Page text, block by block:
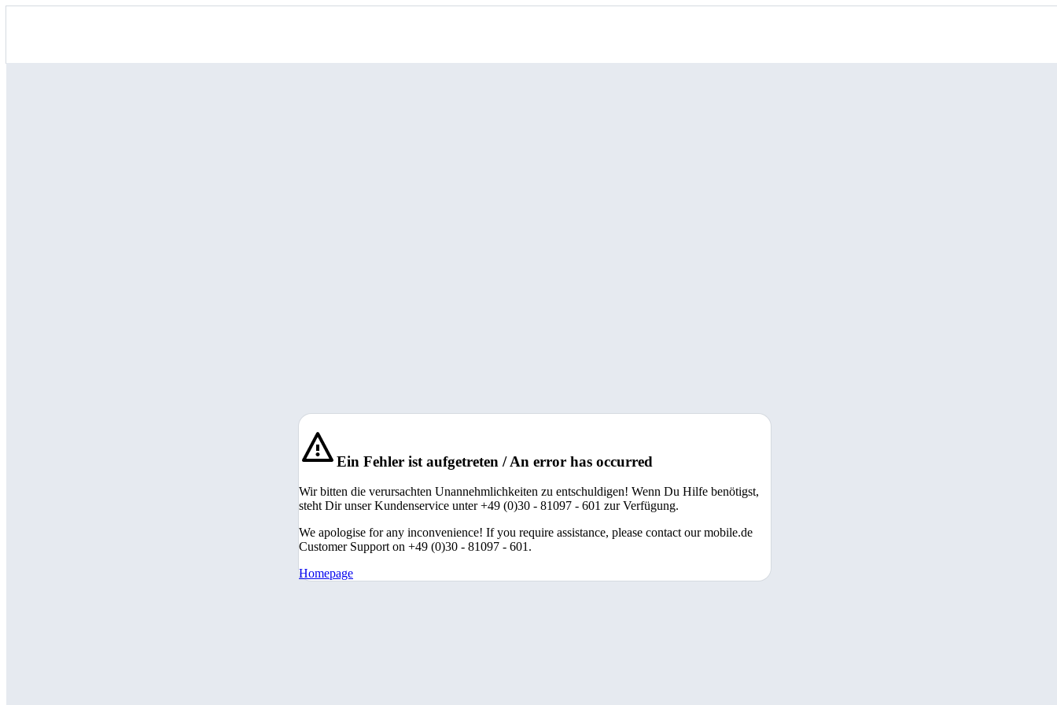
Ein Fehler ist aufgetreten / An error has occurred
Wir bitten die verursachten Unannehmlichkeiten zu entschuldigen! Wenn Du Hilfe benötigst,
steht Dir unser Kundenservice unter +49 (0)30 - 81097 - 601 zur Verfügung.
We apologise for any inconvenience! If you require assistance, please contact our mobile.de
Customer Support on +49 (0)30 - 81097 - 601.
Homepage